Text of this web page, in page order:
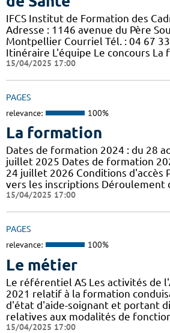
IFCS Institut de Formation des
Adresse : 1146 avenue du Père
Montpellier Courriel Tél. : 04 67
Itinéraire L'équipe Le concours La
15/04/2025 17:00
PAGES
relevance: 100%
La formation
Dates de formation 2024 : du 28
juillet 2025 Dates de formation
24 juillet 2026 Conditions d'accès
vers les inscriptions Déroulement
15/04/2025 17:00
PAGES
relevance: 100%
Le métier
Le référentiel AS Les activités de
2021 relatif à la formation
d'état d'aide-soignant et portant
relatives aux modalités de
15/04/2025 17:00